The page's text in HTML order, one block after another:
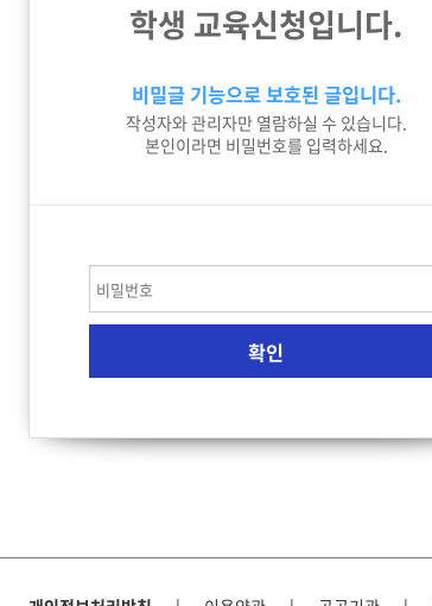
학생 교육신청입니다.
비밀글 기능으로 보호된 글입니다.
작성자와 관리자만 열람하실 수 있습니다.
본인이라면 비밀번호를 입력하세요.